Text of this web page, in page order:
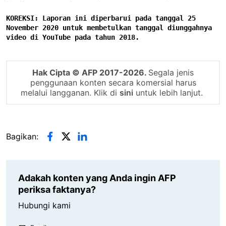
KOREKSI: Laporan ini diperbarui pada tanggal 25
November 2020 untuk membetulkan tanggal diunggahnya
video di YouTube pada tahun 2018.
Hak Cipta © AFP 2017-2026. Segala jenis
penggunaan konten secara komersial harus
melalui langganan. Klik di sini untuk lebih lanjut.
Bagikan:
Adakah konten yang Anda ingin AFP
periksa faktanya?
Hubungi kami